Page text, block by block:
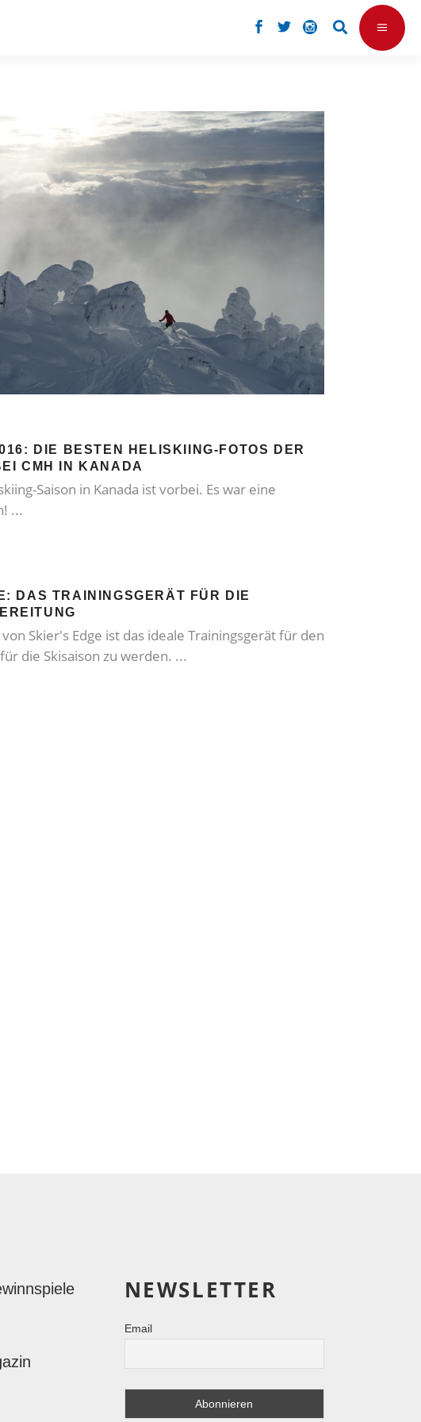
DIE BESTEN HELISKIING-FOTOS DER
CMH IN KANADA
Saison in Kanada ist vorbei. Es war eine
DAS TRAININGSGERÄT FÜR DIE
Skier's Edge ist das ideale Trainingsgerät für den
die Skisaison zu werden.
NEWSLETTER
Email